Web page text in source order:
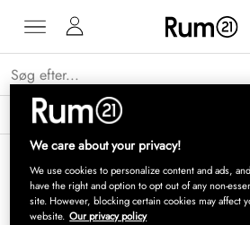
Få 15 % på Grythyttan Stålmöbler* →
We care about your privacy!
We use cookies to personalize content and ads,
have the right and option to opt out of any non-
site. However, blocking certain cookies may affect
website. Our privacy policy